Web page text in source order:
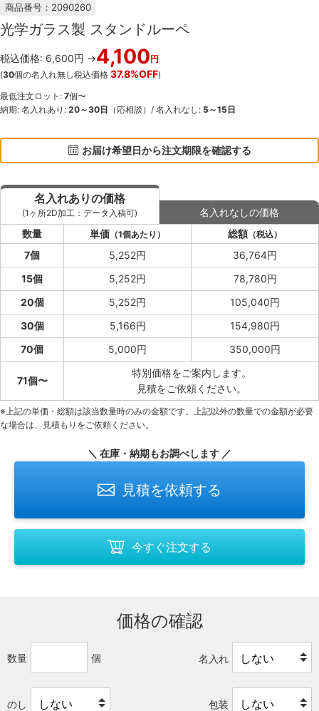
商品番号：2090260
光学ガラス製 スタンドルーペ
税込価格: 6,600円 →4,100円
(30個の名入れ無し税込価格 37.8%OFF)
最低注文ロット: 7個〜
納期: 名入れあり: 20～30日 （応相談）/ 名入れなし: 5～15日
お届け希望日から注文期限を確認する
名入れありの価格
(1ヶ所2D加工：データ入稿可)
名入れなしの価格
数量
単価 （1個あたり） 総額 （税込）
7個 5,252円
36,764円
15個
5,252円
78,780円
20個
5,252円
105,040円
30個
5,166円
154,980円
70個
5,000円 350,000円
71個〜
特別価格をご案内します。
見積をご依頼ください。
※上記の単価・総額は該当数量時のみの金額です。上記以外の数量での金額が必要
な場合は、見積もりをご依頼ください。
＼ 在庫・納期もお調べします ／
見積を依頼する
今すぐ注文する
価格の確認
数量 個 名入れ
のし 包装